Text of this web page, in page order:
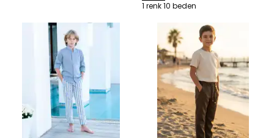
1 renk 10 beden